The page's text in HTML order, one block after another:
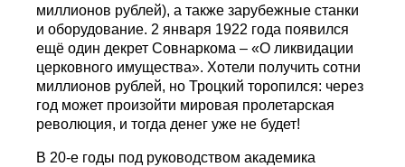
миллионов рублей), а также зарубежные станки
и оборудование. 2 января 1922 года появился
ещё один декрет Совнаркома – «О ликвидации
церковного имущества». Хотели получить сотни
миллионов рублей, но Троцкий торопился: через
год может произойти мировая пролетарская
революция, и тогда денег уже не будет!
В 20-е годы под руководством академика